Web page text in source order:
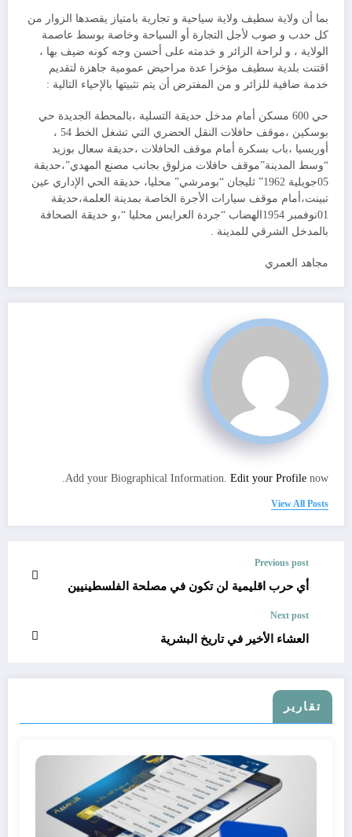
بما أن ولاية سطيف ولاية سياحية و تجارية بامتياز يقصدها الزوار من
كل حدب و صوب لأجل التجارة أو السياحة وخاصة بوسط عاصمة
الولاية ، و لراحة الزائر و خدمته على أحسن وجه كونه ضيف بها ،
اقتنت بلدية سطيف مؤخرا عدة مراحيض عمومية جاهزة لتقديم
خدمة ضافية للزائر و من المفترض أن يتم تثبيتها بالإحياء التالية :
حي 600 مسكن أمام مدخل حديقة التسلية ،بالمحطة الجديدة حي
بوسكين ،موقف حافلات النقل الحضري التي تشغل الخط 54 ،
أوريسيا ،باب بسكرة أمام موقف الحافلات ،حديقة سعال بوزيد
“وسط المدينة”موقف حافلات مزلوق بجانب مصنع المهدي”،حديقة
05جويلية 1962” ثليجان “بومرشي” محليا، حديقة الحي الإداري عين
تبينت،أمام موقف سيارات الأجرة الخاصة بمدينة العلمة،حديقة
01نوفمبر 1954الهضاب “جردة العرايس محليا “،و حديقة الصحافة
بالمدخل الشرقي للمدينة .
مجاهد العمري
Add your Biographical Information. Edit your Profile now.
View All Posts
Previous post
أي حرب اقليمية لن تكون في مصلحة الفلسطينيين
Next post
العشاء الأخير في تاريخ البشرية
تقارير